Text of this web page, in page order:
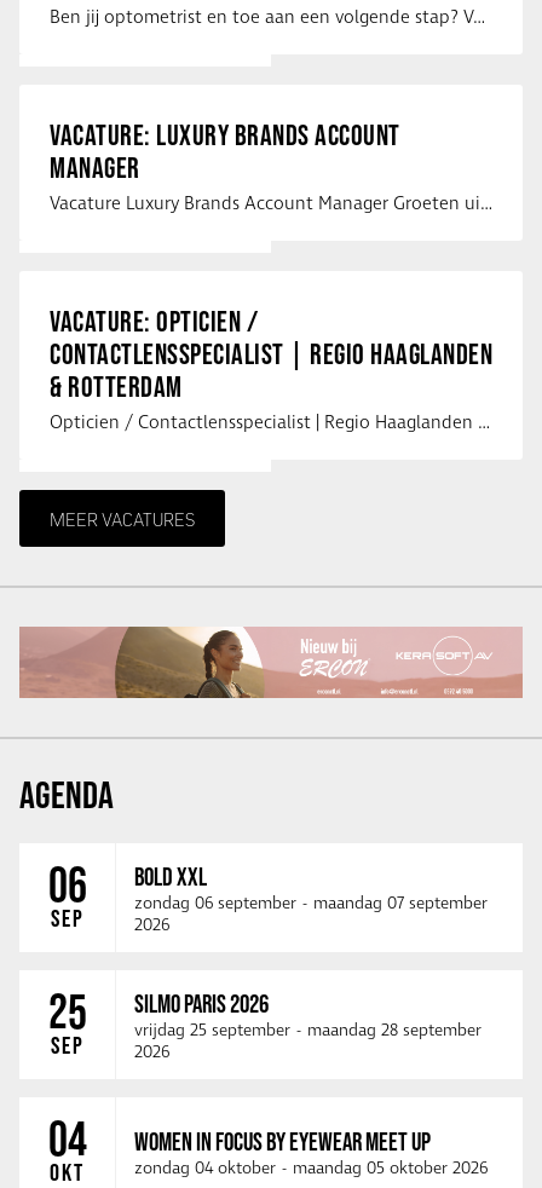
Ben jij optometrist en toe aan een volgende stap? Voor een optiekketen is Eye …
VACATURE: LUXURY BRANDS ACCOUNT
MANAGER
Vacature Luxury Brands Account Manager Groeten uit Spanje! Vanaf mijn …
VACATURE: OPTICIEN /
CONTACTLENSSPECIALIST | REGIO HAAGLANDEN
& ROTTERDAM
Opticien / Contactlensspecialist | Regio Haaglanden & Rotterdam Saludos uit …
MEER VACATURES
AGENDA
06
SEP
BOLD XXL
zondag 06 september - maandag 07 september
2026
25
SEP
SILMO PARIS 2026
vrijdag 25 september - maandag 28 september
2026
04
OKT
WOMEN IN FOCUS BY EYEWEAR MEET UP
zondag 04 oktober - maandag 05 oktober 2026